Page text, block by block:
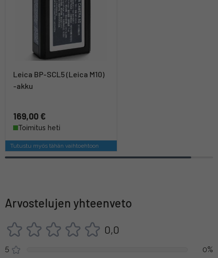
Leica BP-SCL5 (Leica M10)
-akku
169,00 €
Toimitus heti
Tutustu myös tähän vaihtoehtoon
Arvostelujen yhteenveto
0,0
5 0%